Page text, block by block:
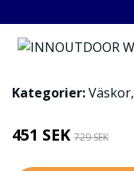
Kategorier:Väskor,
451 SEK 729 SEK